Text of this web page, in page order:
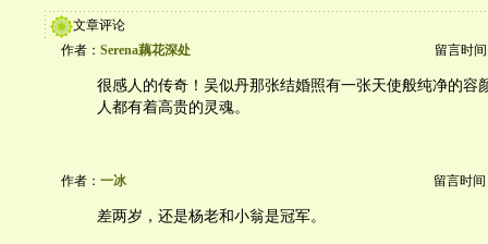
文章评论
作者： Serena藕花深处 留言时间
很感人的传奇！吴似丹那张结婚照有一张天使般纯净的容
人都有着高贵的灵魂。
作者： 一冰 留言时间
差两岁，还是杨老和小翁是冠军。